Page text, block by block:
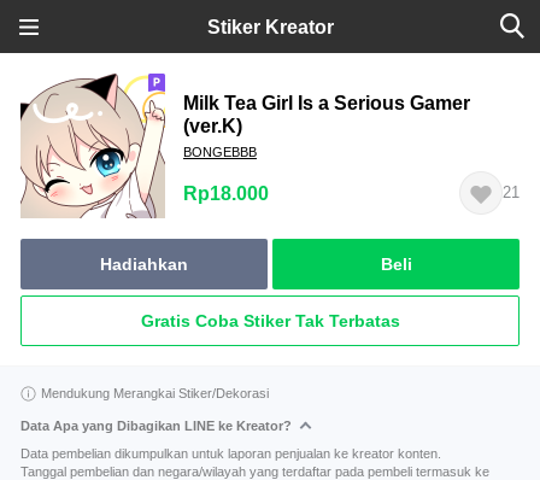
Stiker Kreator
Milk Tea Girl Is a Serious Gamer
(ver.K)
BONGEBBB
Rp18.000 21
Hadiahkan Beli
Gratis Coba Stiker Tak Terbatas
Mendukung Merangkai Stiker/Dekorasi
Data Apa yang Dibagikan LINE ke Kreator?
Data pembelian dikumpulkan untuk laporan penjualan ke kreator konten.
Tanggal pembelian dan negara/wilayah yang terdaftar pada pembeli termasuk ke